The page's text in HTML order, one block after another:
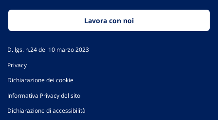
Lavora con noi
D. lgs. n.24 del 10 marzo 2023
Privacy
Dichiarazione dei cookie
Informativa Privacy del sito
Dichiarazione di accessibilità